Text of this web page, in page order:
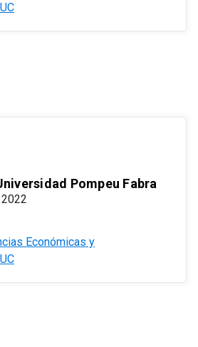
Pompeu Fabra
Económicas y